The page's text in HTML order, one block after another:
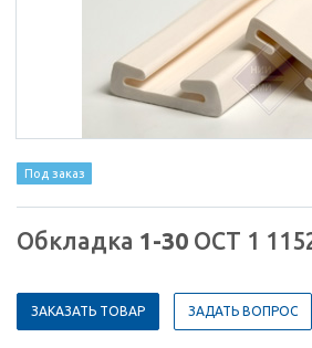
Под заказ
Обкладка 1-30 ОСТ 1
ЗАКАЗАТЬ ТОВАР ЗАДАТЬ ВОПРОС